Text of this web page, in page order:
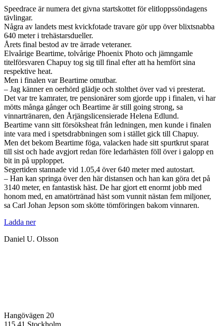
Speedrace är numera det givna startskottet för elitloppssöndagens
tävlingar.
Några av landets mest kvickfotade travare gör upp över blixtsnabba
640 meter i trehästarsdueller.
Årets final bestod av tre ärrade veteraner.
Elvaårige Beartime, tolvårige Phoenix Photo och jämngamle
titelförsvaren Chapuy tog sig till final efter att ha hemfört sina
respektive heat.
Men i finalen var Beartime omutbar.
– Jag känner en oerhörd glädje och stolthet över vad vi presterat.
Det var tre kamrater, tre pensionärer som gjorde upp i finalen, vi har
mötts många gånger och Beartime är still going strong, sa
vinnartränaren, den Årjängslicensierade Helena Edlund.
Beartime vann sitt försöksheat från ledningen, men kunde i finalen
inte vara med i spetsdrabbningen som i stället gick till Chapuy.
Men det bekom Beartime föga, valacken hade sitt spurtkrut sparat
till sist och hade avgjort redan före ledarhästen föll över i galopp en
bit in på upploppet.
Segertiden stannade vid 1.05,4 över 640 meter med autostart.
– Han kan springa över den här distansen och han kan göra det på
3140 meter, en fantastisk häst. De har gjort ett enormt jobb med
honom med, en amatörtränad häst som vunnit nästan fem miljoner,
sa Carl Johan Jepson som skötte tömföringen bakom vinnaren.
Ladda ner
Daniel U. Olsson
Hangövägen 20
115 41 Stockholm